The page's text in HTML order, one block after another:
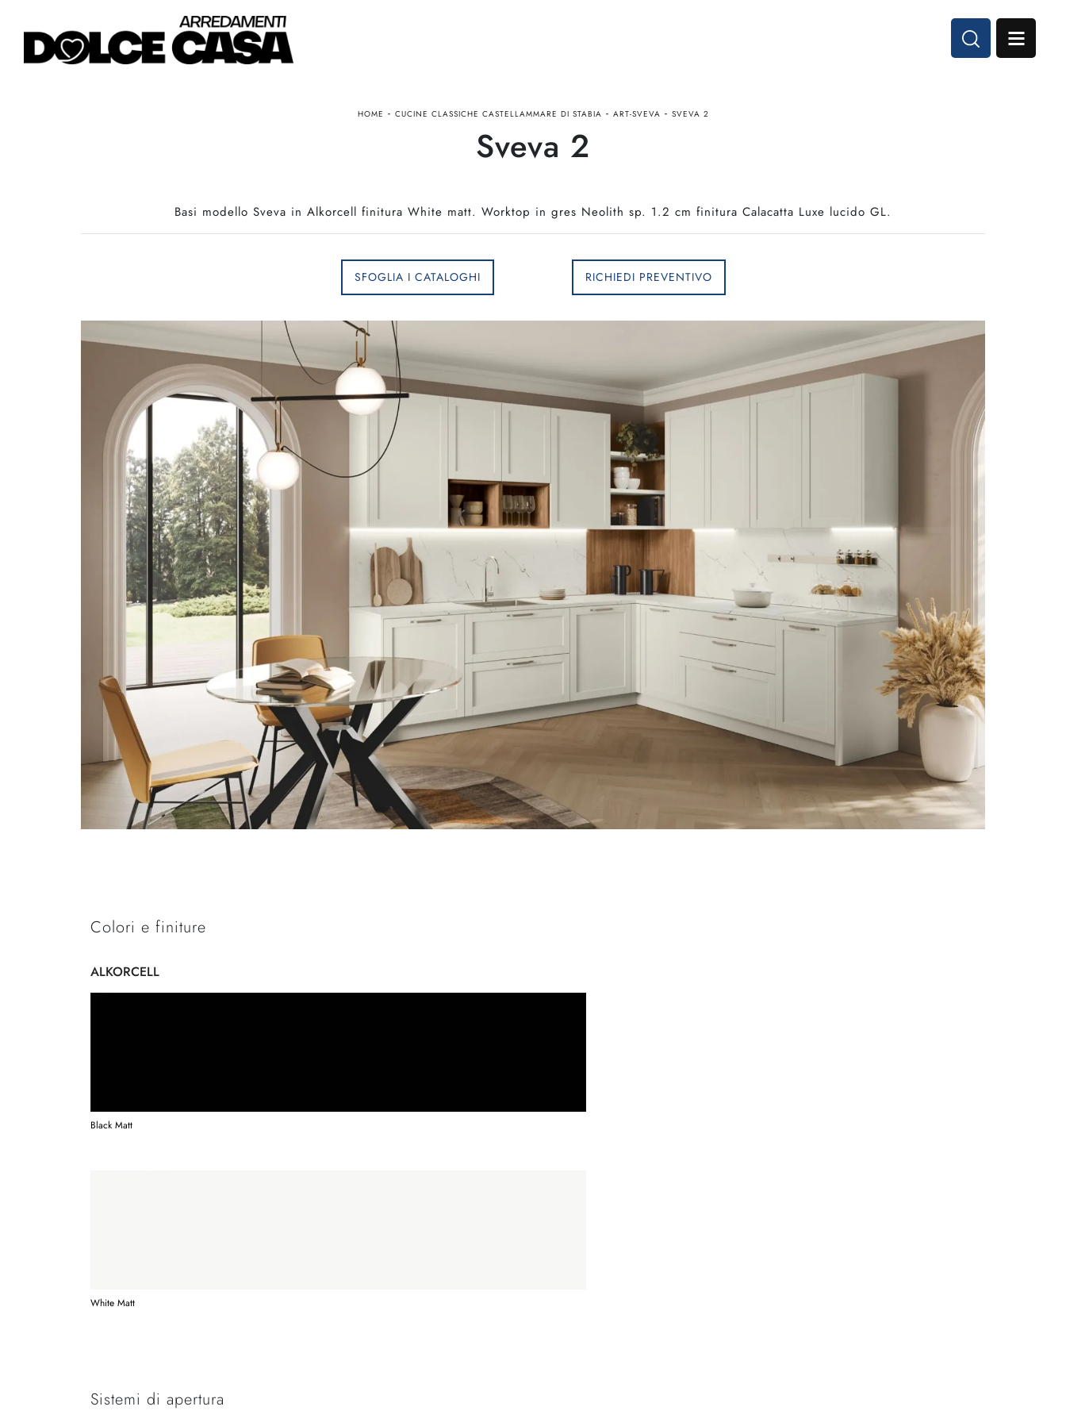
HOME - CUCINE CLASSICHE CASTELLAMMARE DI STABIA - ART-SVEVA - SVEVA 2
Sveva 2
Basi modello Sveva in Alkorcell finitura White matt. Worktop in gres Neolith sp. 1.2 cm finitura Calacatta Luxe lucido GL.
SFOGLIA I CATALOGHI RICHIEDI PREVENTIVO
Colori e finiture
ALKORCELL
Black Matt
White Matt
Sistemi di apertura